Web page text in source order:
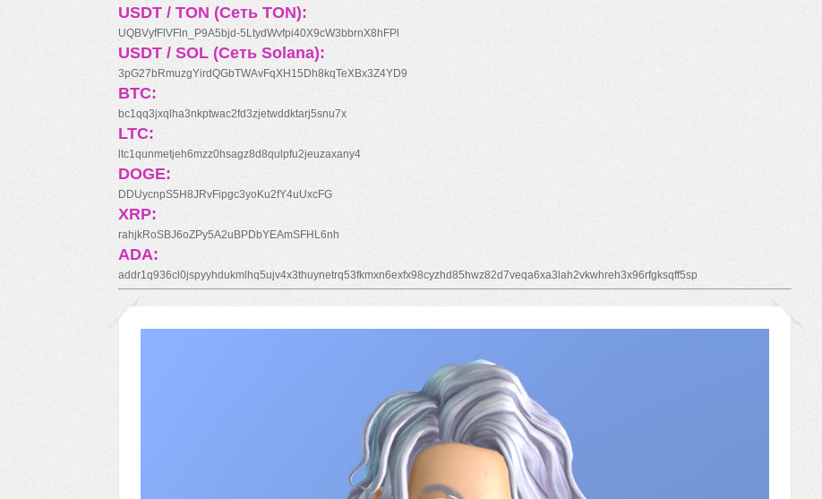
USDT / TON (Сеть TON):
UQBVyfFlVFln_P9A5bjd-5LtydWvfpi40X9cW3bbrnX8hFPl
USDT / SOL (Сеть Solana):
3pG27bRmuzgYirdQGbTWAvFqXH15Dh8kqTeXBx3Z4YD9
BTC:
bc1qq3jxqlha3nkptwac2fd3zjetwddktarj5snu7x
LTC:
ltc1qunmetjeh6mzz0hsagz8d8qulpfu2jeuzaxany4
DOGE:
DDUycnpS5H8JRvFipgc3yoKu2fY4uUxcFG
XRP:
rahjkRoSBJ6oZPy5A2uBPDbYEAmSFHL6nh
ADA:
addr1q936cl0jspyyhdukmlhq5ujv4x3thuynetrq53fkmxn6exfx98cyzhd85hwz82d7veqa6xa3lah2vkwhreh3x96rfgksqff5sp